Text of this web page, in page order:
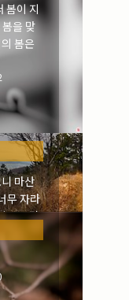
봄이 지
을 맞
봄은
마산
무 자라
내를 담